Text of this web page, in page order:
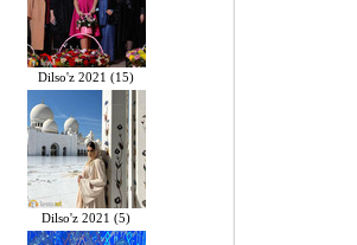
Dilso'z 2021 (15)
Dilso'z 2021 (5)